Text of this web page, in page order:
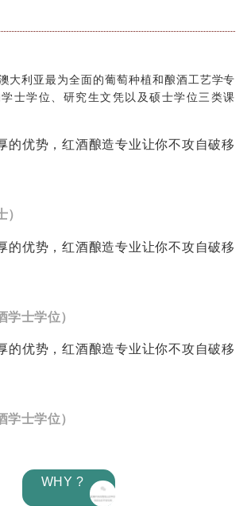
大利亚最为全面的葡萄种植和酿酒工艺学专
士学位、研究生文凭以及硕士学位三类课
）
学士学位）
学士学位）
WHY ?